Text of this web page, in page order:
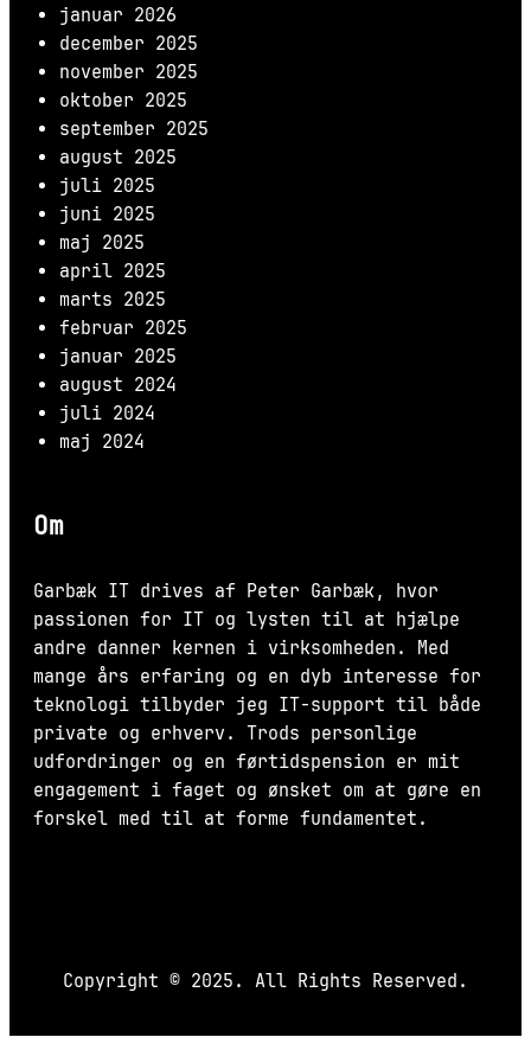
januar 2026
december 2025
november 2025
oktober 2025
september 2025
august 2025
juli 2025
juni 2025
maj 2025
april 2025
marts 2025
februar 2025
januar 2025
august 2024
juli 2024
maj 2024
Om
Garbæk IT drives af Peter Garbæk, hvor
passionen for IT og lysten til at hjælpe
andre danner kernen i virksomheden. Med
mange års erfaring og en dyb interesse for
teknologi tilbyder jeg IT-support til både
private og erhverv. Trods personlige
udfordringer og en førtidspension er mit
engagement i faget og ønsket om at gøre en
forskel med til at forme fundamentet.
Copyright © 2025. All Rights Reserved.